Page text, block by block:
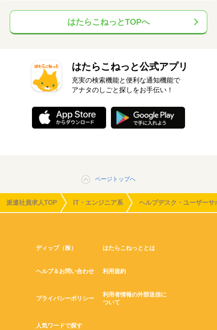
はたらこねっとTOPへ
はたらこねっと公式アプリ
充実の検索機能と便利な通知機能で
アナタのしごと探しをお手伝い！
ページトップへ
派遣社員求人TOP IT・エンジニア系 ヘルプデスク・ユーザーサ
ディップ（株） はたらこねっととは
ヘルプ＆お問い合わせ 利用規約
プライバシーポリシー
利用者情報の外部送信に
ついて
人気ワードで探す